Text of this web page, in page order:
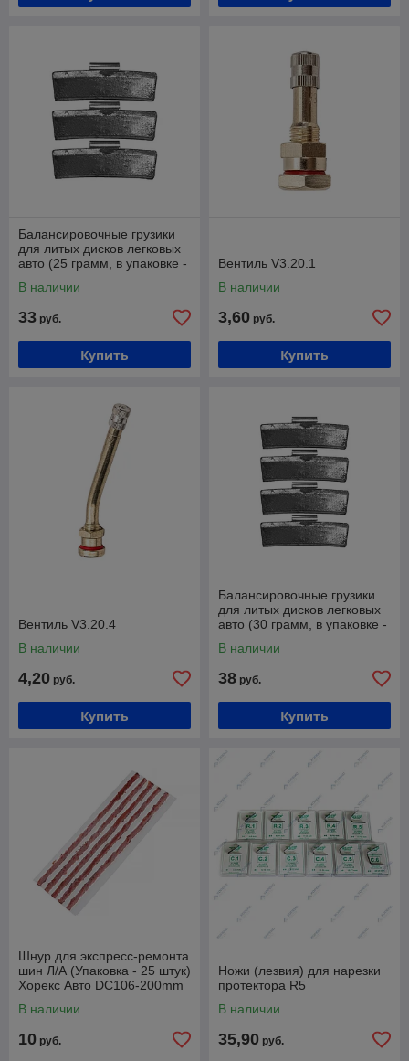
Балансировочные грузики
для литых дисков легковых
авто (25 грамм, в упаковке -
В наличии
33 руб.
Купить
Вентиль V3.20.1
В наличии
3,60 руб.
Купить
Вентиль V3.20.4
В наличии
4,20 руб.
Купить
Балансировочные грузики
для литых дисков легковых
авто (30 грамм, в упаковке -
В наличии
38 руб.
Купить
Шнур для экспресс-ремонта
шин Л/А (Упаковка - 25 штук)
Хорекс Авто DC106-200mm
В наличии
10 руб.
Ножи (лезвия) для нарезки
протектора R5
В наличии
35,90 руб.